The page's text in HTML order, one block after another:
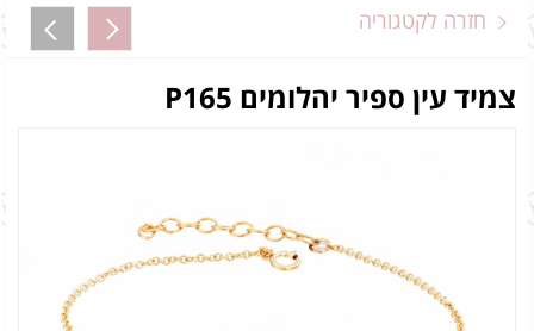
חזרה לקטגוריה
צמיד עין ספיר יהלומים P165